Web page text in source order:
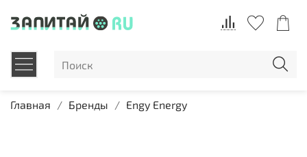
Главная Бренды Engy Energy